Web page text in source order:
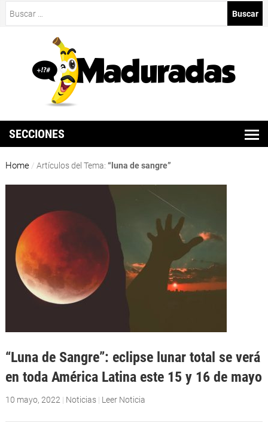
SECCIONES
Home / Artículos del Tema: “luna de sangre”
“Luna de Sangre”: eclipse lunar total se verá
en toda América Latina este 15 y 16 de mayo
10 mayo, 2022| Noticias | Leer Noticia